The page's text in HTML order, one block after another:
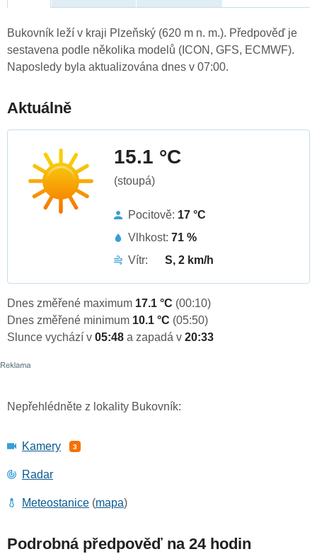
Bukovník leží v kraji Plzeňský (620 m n. m.). Předpověď je
sestavena podle několika modelů (ICON, GFS, ECMWF).
Naposledy byla aktualizována dnes v 07:00.
Aktuálně
15.1 °C
(stoupá)
Pocitově: 17 °C
Vlhkost: 71 %
Vítr:
S, 2 km/h
Dnes změřené maximum 17.1 °C (00:10)
Dnes změřené minimum 10.1 °C (05:50)
Slunce vychází v 05:48 a zapadá v 20:33
Nepřehlédněte z lokality Bukovník:
Kamery 3
Radar
Meteostanice (mapa)
Podrobná předpověď na 24 hodin